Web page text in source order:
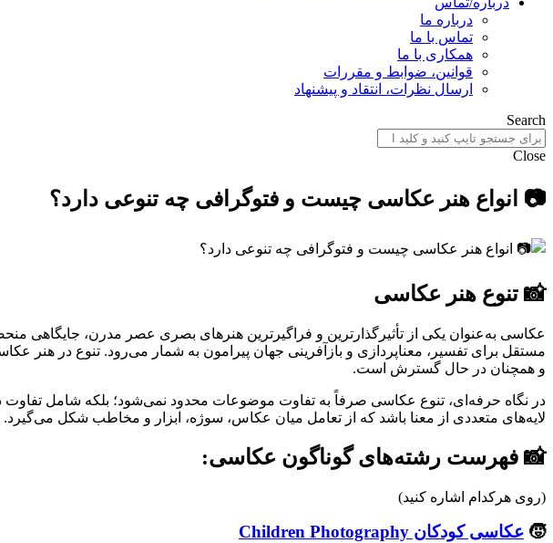
درباره ما
تماس با ما
همکاری با ما
قوانین، ضوابط و مقررات
ارسال نظرات، انتقاد و پیشنهاد
Search
Close
📷 انواع هنر عکاسی چیست و فتوگرافی چه تنوعی دارد؟
📸 تنوع هنر عکاسی
عکاسی به‌عنوان یکی از تأثیرگذارترین و فراگیرترین هنرهای بصری عصر مدرن، جایگاهی
مستقل برای تفسیر، معناپردازی و بازآفرینی جهان پیرامون به شمار می‌رود. تنوع در هنر
و همچنان در حال گسترش است.
در نگاه حرفه‌ای، تنوع عکاسی صرفاً به تفاوت موضوعات محدود نمی‌شود؛ بلکه شامل
لایه‌های متعددی از معنا باشد که از تعامل میان عکاس، سوژه، ابزار و مخاطب شکل
📸 فهرست رشته‌های گوناگون عکاسی:
(روی هرکدام اشاره کنید)
🧒 عکاسی کودکان Children Photography